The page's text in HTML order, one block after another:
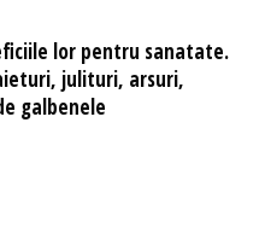
lor pentru sanatate.
julituri, arsuri,
galbenele